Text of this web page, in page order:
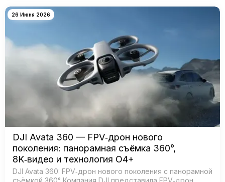
масштабным обновлением ключевых систе…
26 Июня 2026
DJI Avata 360 — FPV‑дрон нового
поколения: панорамная съёмка 360°,
8K‑видео и технология O4+
DJI Avata 360: FPV‑дрон нового поколения с панорамной
съёмкой 360° Компания DJI представила FPV‑дрон